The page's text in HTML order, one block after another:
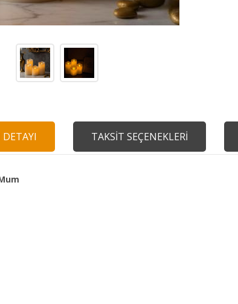
TAKSİT SEÇENEKLERİ